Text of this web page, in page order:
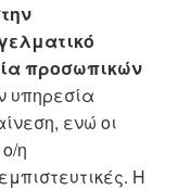
προσωπικών
υπηρεσία
ενώ οι
η
Η